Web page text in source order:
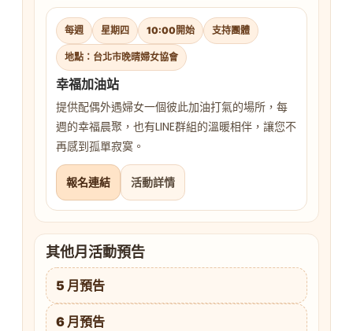
每週 星期四 10:00開始 支持團體
地點：台北市晚晴婦女協會
幸福加油站
提供配偶外遇婦女一個彼此加油打氣的場所，每
週的幸福晨聚，也有LINE群組的溫暖相伴，讓您不
再感到孤單寂寞。
報名連結 活動詳情
其他月活動預告
5 月預告
6 月預告